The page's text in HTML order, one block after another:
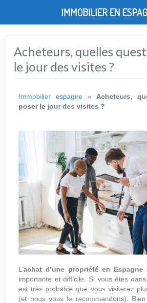
Acheteurs, quelles
le jour des visites ?
Immobilier espagne » Acheteurs,
poser le jour des visites ?
L’achat d’une propriété en Espagne
importante et difficile. Si vous êtes
est très probable que vous visiterez
(et nous vous le recommandons).
IMMOBILIER EN